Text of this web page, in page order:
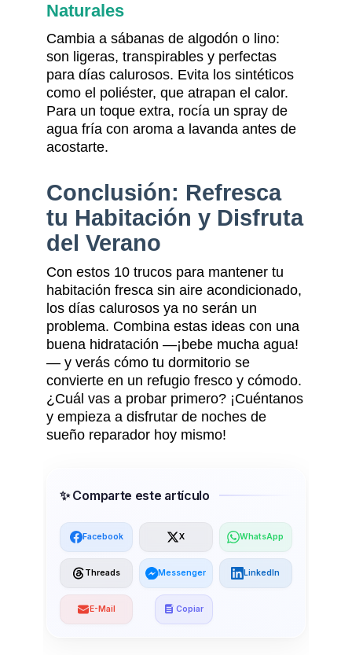
Naturales
Cambia a sábanas de algodón o lino:
son ligeras, transpirables y perfectas
para días calurosos. Evita los sintéticos
como el poliéster, que atrapan el calor.
Para un toque extra, rocía un spray de
agua fría con aroma a lavanda antes de
acostarte.
Conclusión: Refresca
tu Habitación y Disfruta
del Verano
Con estos 10 trucos para mantener tu
habitación fresca sin aire acondicionado,
los días calurosos ya no serán un
problema. Combina estas ideas con una
buena hidratación —¡bebe mucha agua!
— y verás cómo tu dormitorio se
convierte en un refugio fresco y cómodo.
¿Cuál vas a probar primero? ¡Cuéntanos
y empieza a disfrutar de noches de
sueño reparador hoy mismo!
✨ Comparte este artículo
Facebook X WhatsApp
Threads Messenger LinkedIn
E-Mail Copiar